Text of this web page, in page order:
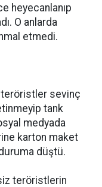
heyecanlanıp
O anlarda
etmedi.
teröristler sevinç
tank
medyada
karton maket
düştü.
teröristlerin